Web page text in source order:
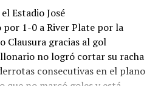
Estadio José
por 1-0 a River Plate por la
Clausura gracias al gol
no logró cortar su racha
consecutivas en el plano